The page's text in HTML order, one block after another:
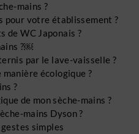
mains ?
pour votre établissement ?
de WC Japonais ?
?￼
par le lave-vaisselle ?
manière écologique ?
?
de mon sèche-mains ?
mains Dyson ?
simples